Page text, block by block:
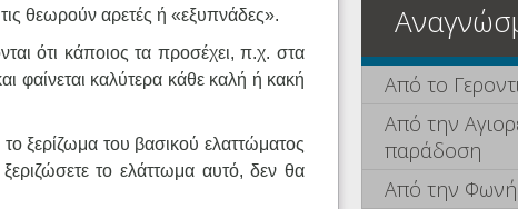
θεωρούν αρετές ή «εξυπνάδες».
ότι κάποιος τα προσέχει, π.χ. στα
φαίνεται καλύτερα κάθε καλή ή κακή
ξερίζωμα του βασικού ελαττώματος
το ελάττωμα αυτό, δεν θα
Από το
Από την
παράδοση
Από την